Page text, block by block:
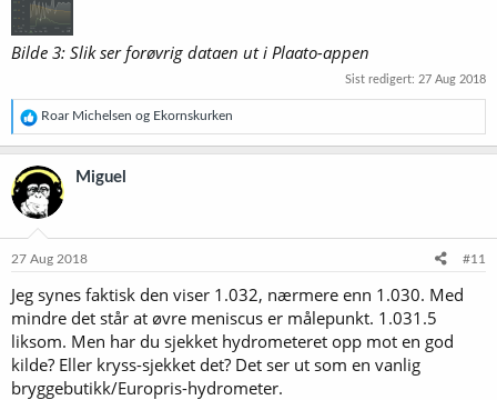
Bilde 3: Slik ser forøvrig dataen ut i Plaato-appen
Sist redigert: 27 Aug 2018
R
e
a
k
s
o
e
:
Roar Michelsen og Ekornskurken
Miguel
27 Aug 2018 #11
Jeg synes faktisk den viser 1.032, nærmere enn 1.030. Med
mindre det står at øvre meniscus er målepunkt. 1.031.5
liksom. Men har du sjekket hydrometeret opp mot en god
kilde? Eller kryss-sjekket det? Det ser ut som en vanlig
bryggebutikk/Europris-hydrometer.